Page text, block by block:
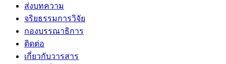
ส่งบทความ
จริยธรรมการวิจัย
กองบรรณาธิการ
ติดต่อ
เกี่ยวกับวารสาร